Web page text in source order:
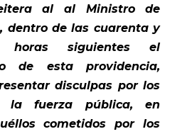
al al Ministro de
dentro de las cuarenta y
horas siguientes el
de esta providencia,
disculpas por los
la fuerza pública, en
cometidos por los